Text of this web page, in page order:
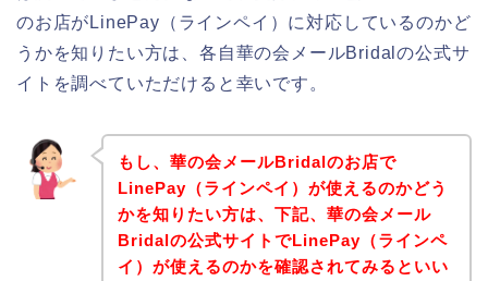
のお店がLinePay（ラインペイ）に対応しているのかど
うかを知りたい方は、各自華の会メールBridalの公式サ
イトを調べていただけると幸いです。
もし、華の会メールBridalのお店で
LinePay（ラインペイ）が使えるのかどう
かを知りたい方は、下記、華の会メール
Bridalの公式サイトでLinePay（ラインペ
イ）が使えるのかを確認されてみるといい